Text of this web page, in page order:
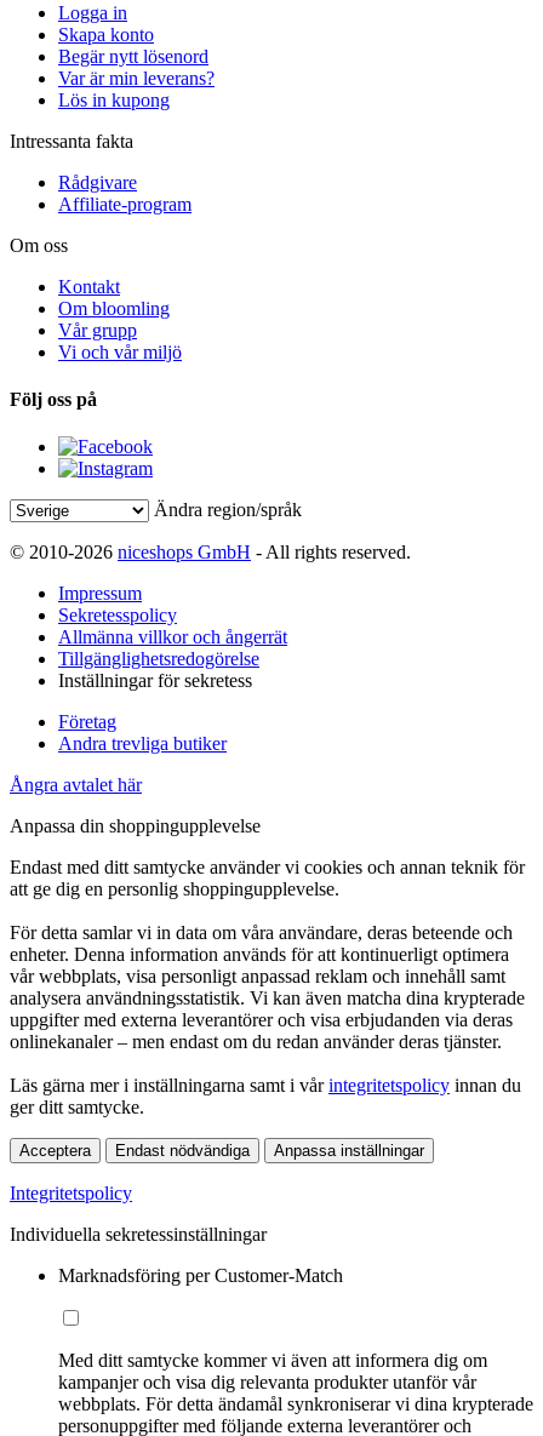
Logga in
Skapa konto
Begär nytt lösenord
Var är min leverans?
Lös in kupong
Intressanta fakta
Rådgivare
Affiliate-program
Om oss
Kontakt
Om bloomling
Vår grupp
Vi och vår miljö
Följ oss på
Ändra region/språk
© 2010-2026 niceshops GmbH - All rights reserved.
Impressum
Sekretesspolicy
Allmänna villkor och ångerrät
Tillgänglighetsredogörelse
Inställningar för sekretess
Företag
Andra trevliga butiker
Ångra avtalet här
Anpassa din shoppingupplevelse
Endast med ditt samtycke använder vi cookies och annan teknik för
att ge dig en personlig shoppingupplevelse.
För detta samlar vi in data om våra användare, deras beteende och
enheter. Denna information används för att kontinuerligt optimera
vår webbplats, visa personligt anpassad reklam och innehåll samt
analysera användningsstatistik. Vi kan även matcha dina krypterade
uppgifter med externa leverantörer och visa erbjudanden via deras
onlinekanaler – men endast om du redan använder deras tjänster.
Läs gärna mer i inställningarna samt i vårintegritetspolicy innan du
ger ditt samtycke.
Acceptera Endast nödvändiga Anpassa inställningar
Integritetspolicy
Individuella sekretessinställningar
Marknadsföring per Customer-Match
Med ditt samtycke kommer vi även att informera dig om
kampanjer och visa dig relevanta produkter utanför vår
webbplats. För detta ändamål synkroniserar vi dina krypterade
personuppgifter med följande externa leverantörer och